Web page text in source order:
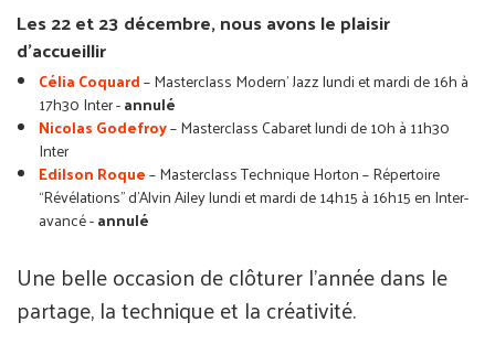
Les 22 et 23 décembre, nous avons le plaisir
d’accueillir
Célia Coquard– Masterclass Modern’ Jazz lundi et mardi de 16h à
17h30 Inter -annulé
Nicolas Godefroy– Masterclass Cabaret lundi de 10h à 11h30
Inter
Edilson Roque– Masterclass Technique Horton – Répertoire
“Révélations” d’Alvin Ailey lundi et mardi de 14h15 à 16h15 en Inter-
avancé -annulé
Une belle occasion de clôturer l’année dans le
partage, la technique et la créativité.